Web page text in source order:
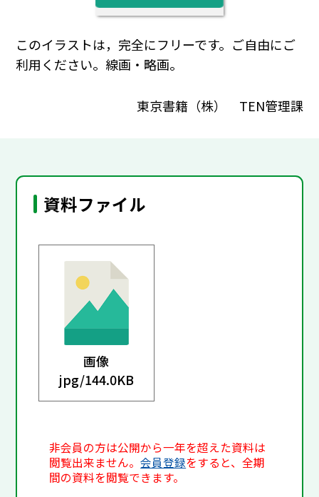
このイラストは，完全にフリーです。ご自由にご
利用ください。線画・略画。
東京書籍（株） TEN管理課
資料ファイル
画像
jpg/144.0KB
非会員の方は公開から一年を超えた資料は
閲覧出来ません。会員登録をすると、全期
間の資料を閲覧できます。